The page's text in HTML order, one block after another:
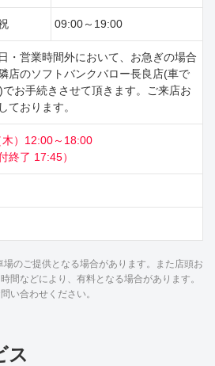
09:00～19:00
・営業時間外において、お急ぎの場合
店のソフトバンクバロー長良店(車で
でお手続きさせて頂きます。ご来店お
ております。
）12:00～18:00
終了 17:45）
のご提供となる場合があります。また店頭お
間などにより、有料となる場合があります。
い合わせください。
ス